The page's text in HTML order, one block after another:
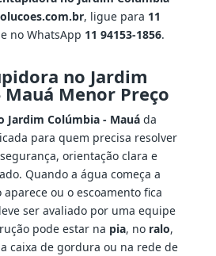
, ligue para 11
no WhatsApp 11 94153-1856.
no Jardim
Menor Preço
Jardim Colúmbia - Mauáda
para quem precisa resolver
orientação clara e
Quando a água começa a
ou o escoamento fica
ser avaliado por uma equipe
pode estar na pia, no ralo,
caixa de gordura ou na rede de